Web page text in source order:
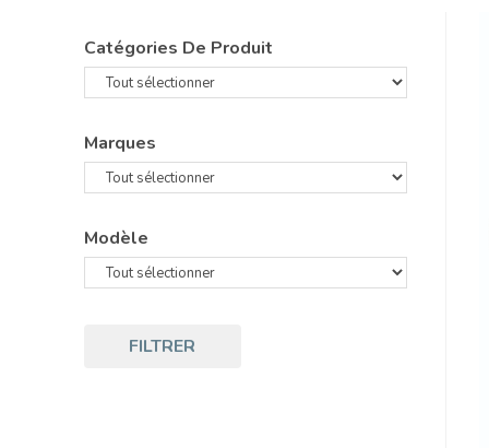
Catégories De Produit
Marques
Modèle
FILTRER